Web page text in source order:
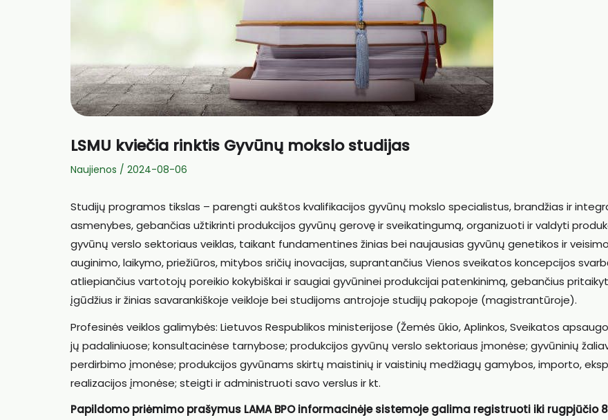
LSMU kviečia rinktis Gyvūnų mokslo studijas
Naujienos / 2024-08-06
Studijų programos tikslas – parengti aukštos kvalifikacijos gyvūnų mokslo specialistus, brandžias ir
asmenybes, gebančias užtikrinti produkcijos gyvūnų gerovę ir sveikatingumą, organizuoti ir valdyti
gyvūnų verslo sektoriaus veiklas, taikant fundamentines žinias bei naujausias gyvūnų genetikos ir
auginimo, laikymo, priežiūros, mitybos sričių inovacijas, suprantančius Vienos sveikatos koncepcijos
atliepiančius vartotojų poreikio kokybiškai ir saugiai gyvūninei produkcijai patenkinimą, gebančius
įgūdžius ir žinias savarankiškoje veikloje bei studijoms antrojoje studijų pakopoje (magistrantūroje).
Profesinės veiklos galimybės: Lietuvos Respublikos ministerijose (Žemės ūkio, Aplinkos, Sveikatos
jų padaliniuose; konsultacinėse tarnybose; produkcijos gyvūnų verslo sektoriaus įmonėse; gyvūninių
perdirbimo įmonėse; produkcijos gyvūnams skirtų maistinių ir vaistinių medžiagų gamybos, importo,
realizacijos įmonėse; steigti ir administruoti savo verslus ir kt.
Papildomo priėmimo prašymus LAMA BPO informacinėje sistemoje galima registruoti iki rugpjūčio 8